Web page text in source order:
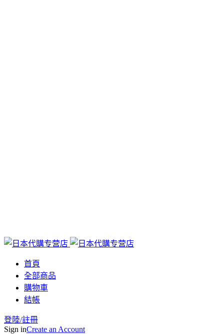
首頁
全部商品
購物車
結帳
登陸/註冊
Sign inCreate an Account